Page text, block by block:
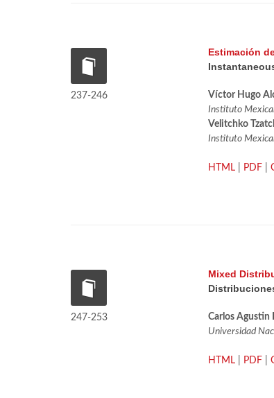
237-246
Estimación
Víctor Hugo
Instituto
Velitchko
Instituto
HTML| PDF
247-253
Mixed
Carlos Agustin
Universidad
HTML| PDF